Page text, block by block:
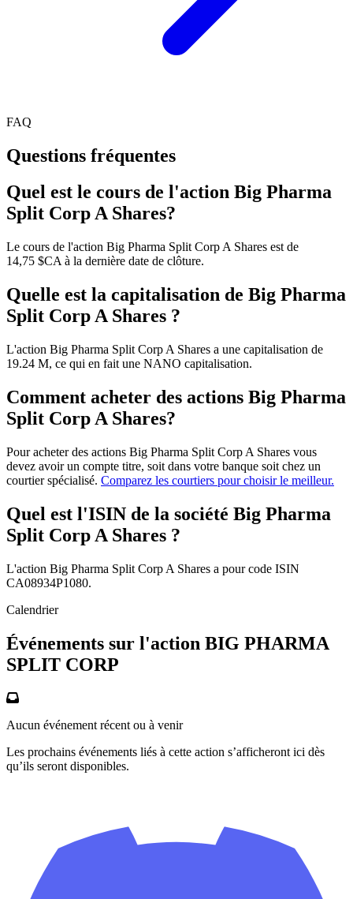
FAQ
Questions fréquentes
Quel est le cours de l'action Big Pharma
Split Corp A Shares?
Le cours de l'action Big Pharma Split Corp A Shares est de
14,75 $CA à la dernière date de clôture.
Quelle est la capitalisation de Big Pharma
Split Corp A Shares ?
L'action Big Pharma Split Corp A Shares a une capitalisation de
19.24 M, ce qui en fait une NANO capitalisation.
Comment acheter des actions Big Pharma
Split Corp A Shares?
Pour acheter des actions Big Pharma Split Corp A Shares vous
devez avoir un compte titre, soit dans votre banque soit chez un
courtier spécialisé. Comparez les courtiers pour choisir le meilleur.
Quel est l'ISIN de la société Big Pharma
Split Corp A Shares ?
L'action Big Pharma Split Corp A Shares a pour code ISIN
CA08934P1080.
Calendrier
Événements sur l'action BIG PHARMA
SPLIT CORP
Aucun événement récent ou à venir
Les prochains événements liés à cette action s’afficheront ici dès
qu’ils seront disponibles.